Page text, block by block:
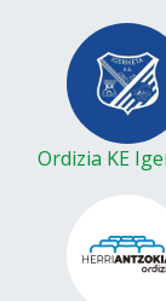
Ordizia KE